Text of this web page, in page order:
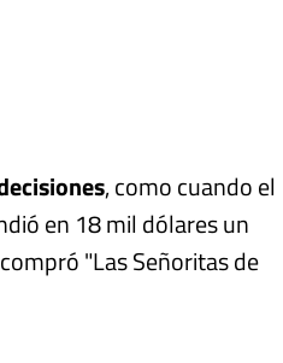
, como cuando el
en 18 mil dólares un
"Las Señoritas de